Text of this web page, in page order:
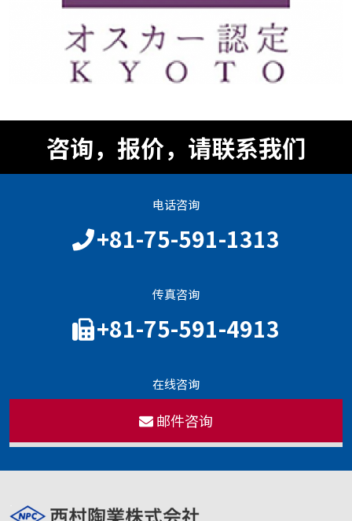
咨询，报价，请联系我们
电话咨询
+81-75-591-1313
传真咨询
+81-75-591-4913
在线咨询
邮件咨询